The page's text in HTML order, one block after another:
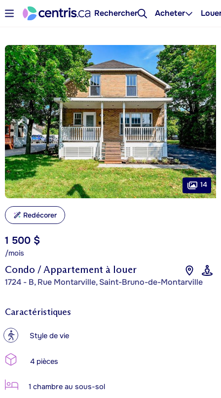
Rechercher Acheter
Condo / Appartement à louer
1724 - B, Rue Montarville, Saint-Bruno-de-Montarville
1 500 $
/mois
14
Redécorer
Caractéristiques
? Style de vie
4 pièces
1 chambre au sous-sol